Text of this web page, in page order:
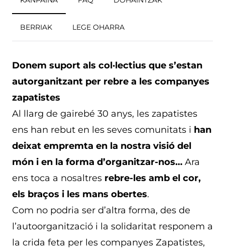
BERRIAK LEGE OHARRA
Donem suport als col·lectius que s’estan
autorganitzant per rebre a les companyes
zapatistes
Al llarg de gairebé 30 anys, les zapatistes
ens han rebut en les seves comunitats i han
deixat empremta en la nostra visió del
món i en la forma d’organitzar-nos… Ara
ens toca a nosaltres rebre-les amb el cor,
els braços i les mans obertes.
Com no podria ser d’altra forma, des de
l’autoorganització i la solidaritat responem a
la crida feta per les companyes Zapatistes,